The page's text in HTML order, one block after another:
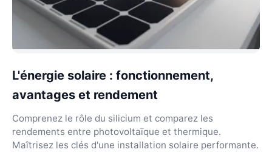
L'énergie solaire : fonctionnement,
avantages et rendement
Comprenez le rôle du silicium et comparez les
rendements entre photovoltaïque et thermique.
Maîtrisez les clés d'une installation solaire performante.